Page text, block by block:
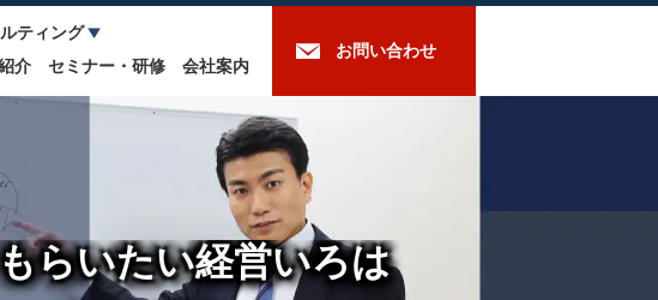
お問い合わせ
ティング
介
セミナー・研修 会社案内
らいたい経営いろは